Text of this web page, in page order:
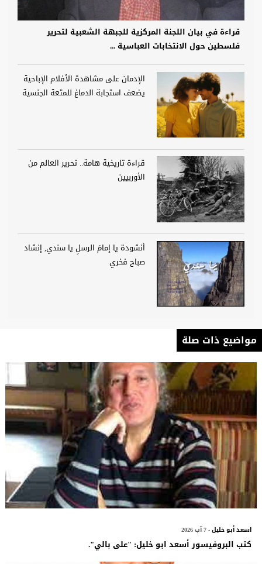
قراءة في بيان اللجنة المركزية للجبهة الشعبية لتحرير
فلسطين حول الانتخابات العباسية ...
الإدمان على مشاهدة الأفلام الإباحية
يضعف استجابة الدماغ للمتعة الجنسية
قراءة تاريخية هامة.. تحرير العالم من
الأوربيين
أنشودة يا إمامَ الرسلِ يا سندي, إنشاد
صباح فخري
مواضيع ذات صلة
اسعد أبو خليل- 7 آب 2026
كتب البروفيسور أسعد ابو خليل: "على بالي".